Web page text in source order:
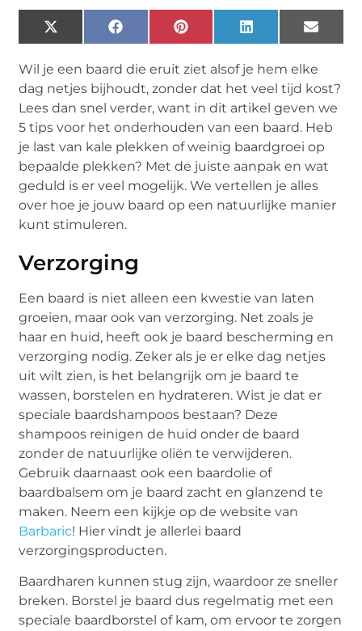
X
(Twitter)
FacebookPinterest LinkedIn Email
Wil je een baard die eruit ziet alsof je hem elke
dag netjes bijhoudt, zonder dat het veel tijd kost?
Lees dan snel verder, want in dit artikel geven we
5 tips voor het onderhouden van een baard. Heb
je last van kale plekken of weinig baardgroei op
bepaalde plekken? Met de juiste aanpak en wat
geduld is er veel mogelijk. We vertellen je alles
over hoe je jouw baard op een natuurlijke manier
kunt stimuleren.
Verzorging
Een baard is niet alleen een kwestie van laten
groeien, maar ook van verzorging. Net zoals je
haar en huid, heeft ook je baard bescherming en
verzorging nodig. Zeker als je er elke dag netjes
uit wilt zien, is het belangrijk om je baard te
wassen, borstelen en hydrateren. Wist je dat er
speciale baardshampoos bestaan? Deze
shampoos reinigen de huid onder de baard
zonder de natuurlijke oliën te verwijderen.
Gebruik daarnaast ook een baardolie of
baardbalsem om je baard zacht en glanzend te
maken. Neem een kijkje op de website van
Barbaric! Hier vindt je allerlei baard
verzorgingsproducten.
Baardharen kunnen stug zijn, waardoor ze sneller
breken. Borstel je baard dus regelmatig met een
speciale baardborstel of kam, om ervoor te zorgen